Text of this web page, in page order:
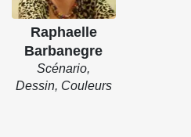
Raphaelle
Barbanegre
Scénario,
Dessin, Couleurs